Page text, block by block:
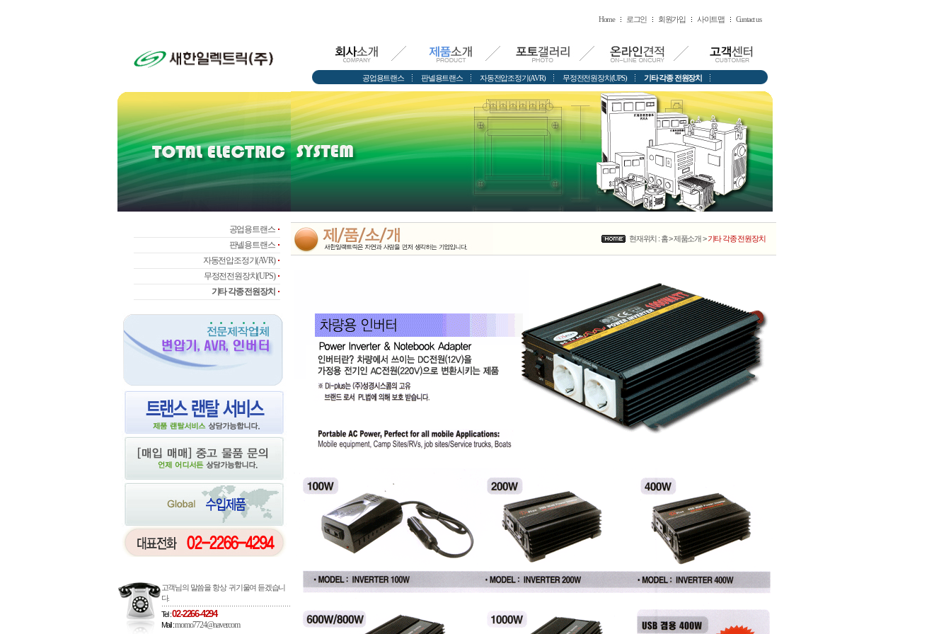
Home 로그인 회원가입 사이트맵 Cuntact us
공업용트랜스 판넬용트랜스 자동전압조정기(AVR) 무정전전원장치(UPS) 기타 각종 전원장치
공업용트랜스
판넬용트랜스
자동전압조정기(AVR)
무정전전원장치(UPS)
기타 각종 전원장치
고객님의 말씀을 항상 귀기울여 듣겠습니
다.
Tel :02-2266-4294
Mail :momo7724@naver.com
현재위치 : 홈 > 제품소개 >기타 각종 전원장치